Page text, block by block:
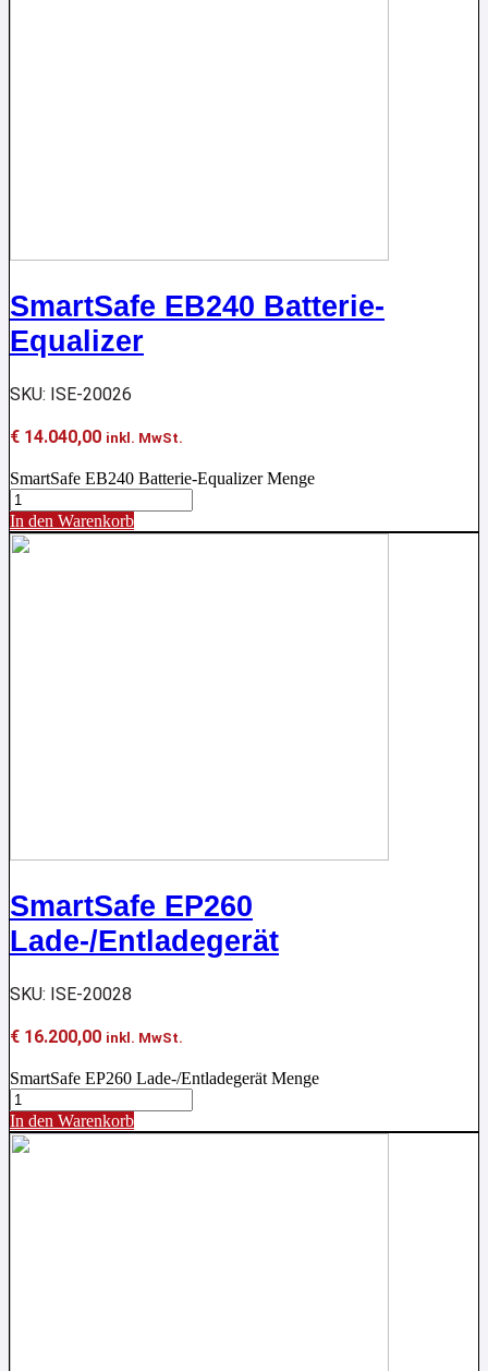
SmartSafe EB240 Batterie-
Equalizer
SKU: ISE-20026
€ 14.040,00 inkl. MwSt.
SmartSafe EB240 Batterie-Equalizer Menge
In den Warenkorb
SmartSafe EP260
Lade-/Entladegerät
SKU: ISE-20028
€ 16.200,00 inkl. MwSt.
SmartSafe EP260 Lade-/Entladegerät Menge
In den Warenkorb